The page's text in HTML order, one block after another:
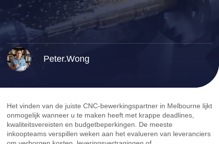
Peter.Wong
Het vinden van de juiste CNC-bewerkingspartner in Melbourne lijkt
onmogelijk wanneer u te maken heeft met krappe deadlines,
kwaliteitsvereisten en budgetbeperkingen. De meeste
inkoopteams verspillen weken aan het evalueren van leveranciers